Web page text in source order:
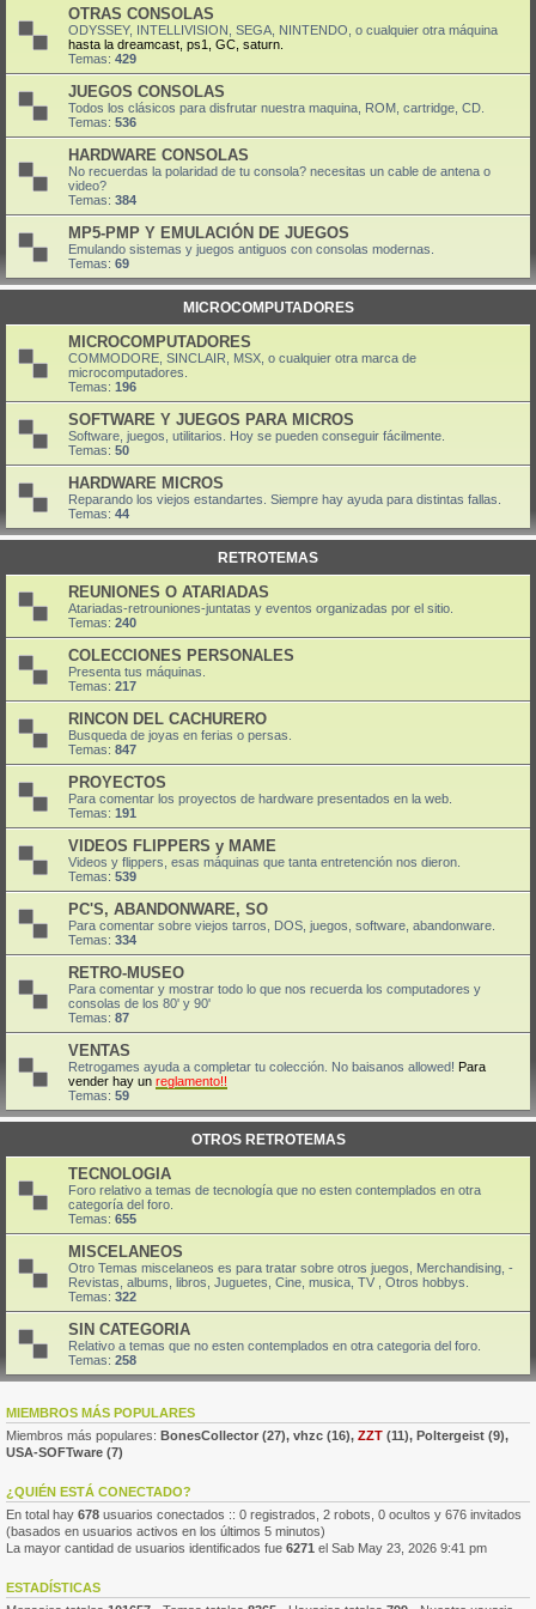
OTRAS CONSOLAS
ODYSSEY, INTELLIVISION, SEGA, NINTENDO, o cualquier otra máquina
hasta la dreamcast, ps1, GC, saturn.
Temas: 429
JUEGOS CONSOLAS
Todos los clásicos para disfrutar nuestra maquina, ROM, cartridge, CD.
Temas: 536
HARDWARE CONSOLAS
No recuerdas la polaridad de tu consola? necesitas un cable de antena o
video?
Temas: 384
MP5-PMP Y EMULACIÓN DE JUEGOS
Emulando sistemas y juegos antiguos con consolas modernas.
Temas: 69
MICROCOMPUTADORES
MICROCOMPUTADORES
COMMODORE, SINCLAIR, MSX, o cualquier otra marca de
microcomputadores.
Temas: 196
SOFTWARE Y JUEGOS PARA MICROS
Software, juegos, utilitarios. Hoy se pueden conseguir fácilmente.
Temas: 50
HARDWARE MICROS
Reparando los viejos estandartes. Siempre hay ayuda para distintas fallas.
Temas: 44
RETROTEMAS
REUNIONES O ATARIADAS
Atariadas-retrouniones-juntatas y eventos organizadas por el sitio.
Temas: 240
COLECCIONES PERSONALES
Presenta tus máquinas.
Temas: 217
RINCON DEL CACHURERO
Busqueda de joyas en ferias o persas.
Temas: 847
PROYECTOS
Para comentar los proyectos de hardware presentados en la web.
Temas: 191
VIDEOS FLIPPERS y MAME
Videos y flippers, esas máquinas que tanta entretención nos dieron.
Temas: 539
PC'S, ABANDONWARE, SO
Para comentar sobre viejos tarros, DOS, juegos, software, abandonware.
Temas: 334
RETRO-MUSEO
Para comentar y mostrar todo lo que nos recuerda los computadores y
consolas de los 80' y 90'
Temas: 87
VENTAS
Retrogames ayuda a completar tu colección. No baisanos allowed! Para
vender hay un reglamento!!
Temas: 59
OTROS RETROTEMAS
TECNOLOGIA
Foro relativo a temas de tecnología que no esten contemplados en otra
categoría del foro.
Temas: 655
MISCELANEOS
Otro Temas miscelaneos es para tratar sobre otros juegos, Merchandising, -
Revistas, albums, libros, Juguetes, Cine, musica, TV , Otros hobbys.
Temas: 322
SIN CATEGORIA
Relativo a temas que no esten contemplados en otra categoria del foro.
Temas: 258
MIEMBROS MÁS POPULARES
Miembros más populares: BonesCollector (27), vhzc (16), ZZT (11), Poltergeist (9),
USA-SOFTware (7)
¿QUIÉN ESTÁ CONECTADO?
En total hay 678 usuarios conectados :: 0 registrados, 2 robots, 0 ocultos y 676 invitados
(basados en usuarios activos en los últimos 5 minutos)
La mayor cantidad de usuarios identificados fue 6271 el Sab May 23, 2026 9:41 pm
ESTADÍSTICAS